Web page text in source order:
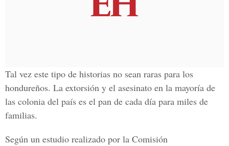
Tal vez este tipo de historias no sean raras para los
hondureños. La extorsión y el asesinato en la mayoría de
las colonia del país es el pan de cada día para miles de
familias.
Según un estudio realizado por la Comisión